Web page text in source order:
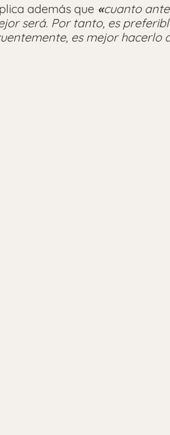
además que «cuanto
será. Por tanto, es
es mejor hacerlo